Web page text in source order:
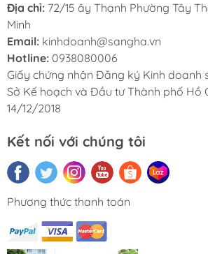
Địa chỉ: 72/15 ây Thạnh Phường Tây
Minh
Email: kinhdoanh@sangha.vn
Hotline: 0938080006
Giấy chứng nhận Đăng ký Kinh doanh
Sở Kế hoạch và Đầu tư Thành phố Hồ
14/12/2018
Kết nối với chúng tôi
Phương thức thanh toán